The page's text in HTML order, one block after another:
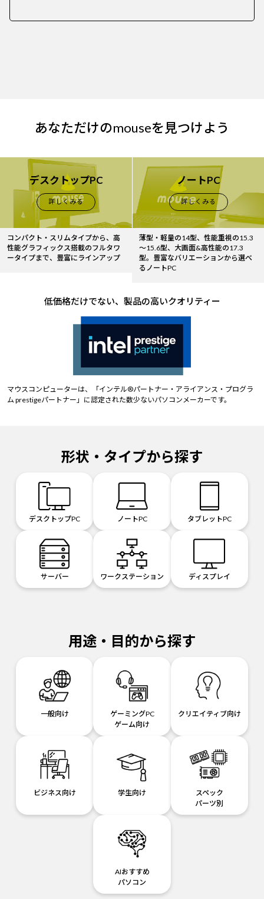
あなただけのmouseを見つけよう
デスクトップPC
詳しくみる
コンパクト・スリムタイプから、高
性能グラフィックス搭載のフルタワ
ータイプまで、豊富にラインアップ
ノートPC
詳しくみる
薄型・軽量の14型、性能重視の15.3
～15.6型、大画面&高性能の17.3
型。豊富なバリエーションから選べ
るノートPC
低価格だけでない、製品の高いクオリティー
マウスコンピューターは、「インテル®パートナー・アライアンス・プログラ
ム prestigeパートナー」に認定された数少ないパソコンメーカーです。
形状・タイプから探す
デスクトップPC ノートPC タブレットPC
サーバー ワークステーション ディスプレイ
用途・目的から探す
一般向け
ゲーミングPC
ゲーム向け
クリエイティブ向け
ビジネス向け 学生向け
スペック
パーツ別
AIおすすめ
パソコン